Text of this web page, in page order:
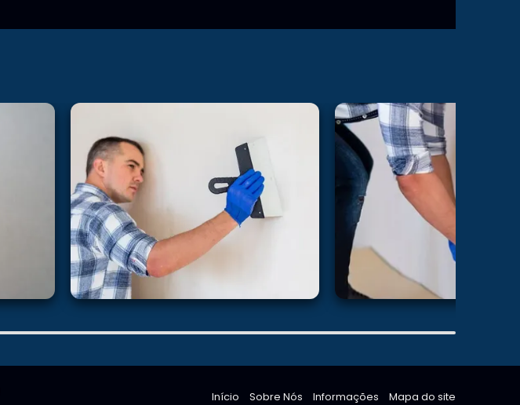
Início Sobre Nós Informações Mapa do site